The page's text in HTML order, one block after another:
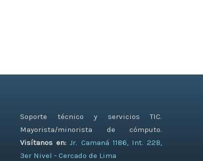
Soporte técnico y servicios TIC.
Mayorista/minorista de cómputo.
Visítanos en: Jr. Camaná 1186, Int. 22B,
3er Nivel - Cercado de Lima